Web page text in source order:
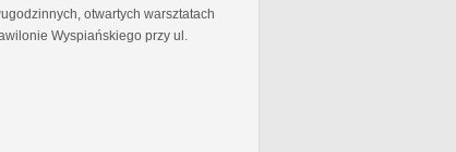
otwartych warsztatach
Wyspiańskiego przy ul.